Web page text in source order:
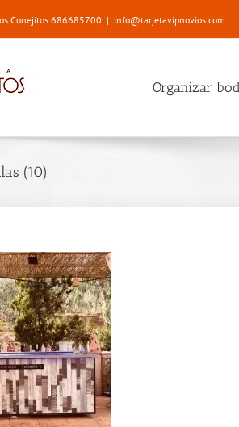
Conejitos 686685700 | info@tarjetavipnovios.com
Organizar
(10)